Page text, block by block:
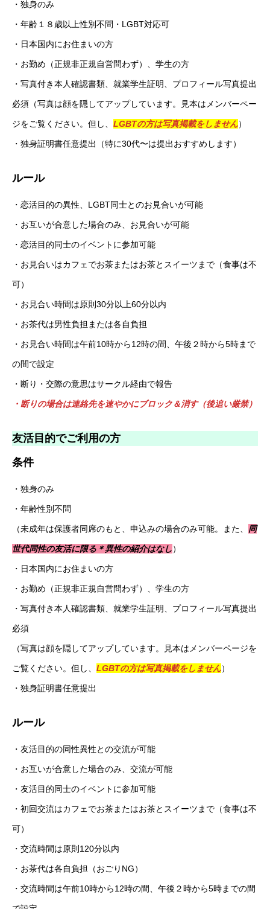
・独身のみ
・年齢１８歳以上性別不問・LGBT対応可
・日本国内にお住まいの方
・お勤め（正規非正規自営問わず）、学生の方
・写真付き本人確認書類、就業学生証明、プロフィール写真提出
必須（写真は顔を隠してアップしています。見本はメンバーペー
ジをご覧ください。但し、 LGBTの方は写真掲載をしません）
・独身証明書任意提出（特に30代〜は提出おすすめします）
ルール
・恋活目的の異性、LGBT同士とのお見合いが可能
・お互いが合意した場合のみ、お見合いが可能
・恋活目的同士のイベントに参加可能
・お見合いはカフェでお茶またはお茶とスイーツまで（食事は不
可）
・お見合い時間は原則30分以上60分以内
・お茶代は男性負担または各自負担
・お見合い時間は午前10時から12時の間、午後２時から5時まで
の間で設定
・断り・交際の意思はサークル経由で報告
・断りの場合は連絡先を速やかにブロック＆消す（後追い厳禁）
友活目的でご利用の方
条件
・独身のみ
・年齢性別不問
（未成年は保護者同席のもと、申込みの場合のみ可能。また、 同
世代同性の友活に限る＊異性の紹介はなし）
・日本国内にお住まいの方
・お勤め（正規非正規自営問わず）、学生の方
・写真付き本人確認書類、就業学生証明、プロフィール写真提出
必須
（写真は顔を隠してアップしています。見本はメンバーページを
ご覧ください。但し、 LGBTの方は写真掲載をしません）
・独身証明書任意提出
ルール
・友活目的の同性異性との交流が可能
・お互いが合意した場合のみ、交流が可能
・友活目的同士のイベントに参加可能
・初回交流はカフェでお茶またはお茶とスイーツまで（食事は不
可）
・交流時間は原則120分以内
・お茶代は各自負担（おごりNG）
・交流時間は午前10時から12時の間、午後２時から5時までの間